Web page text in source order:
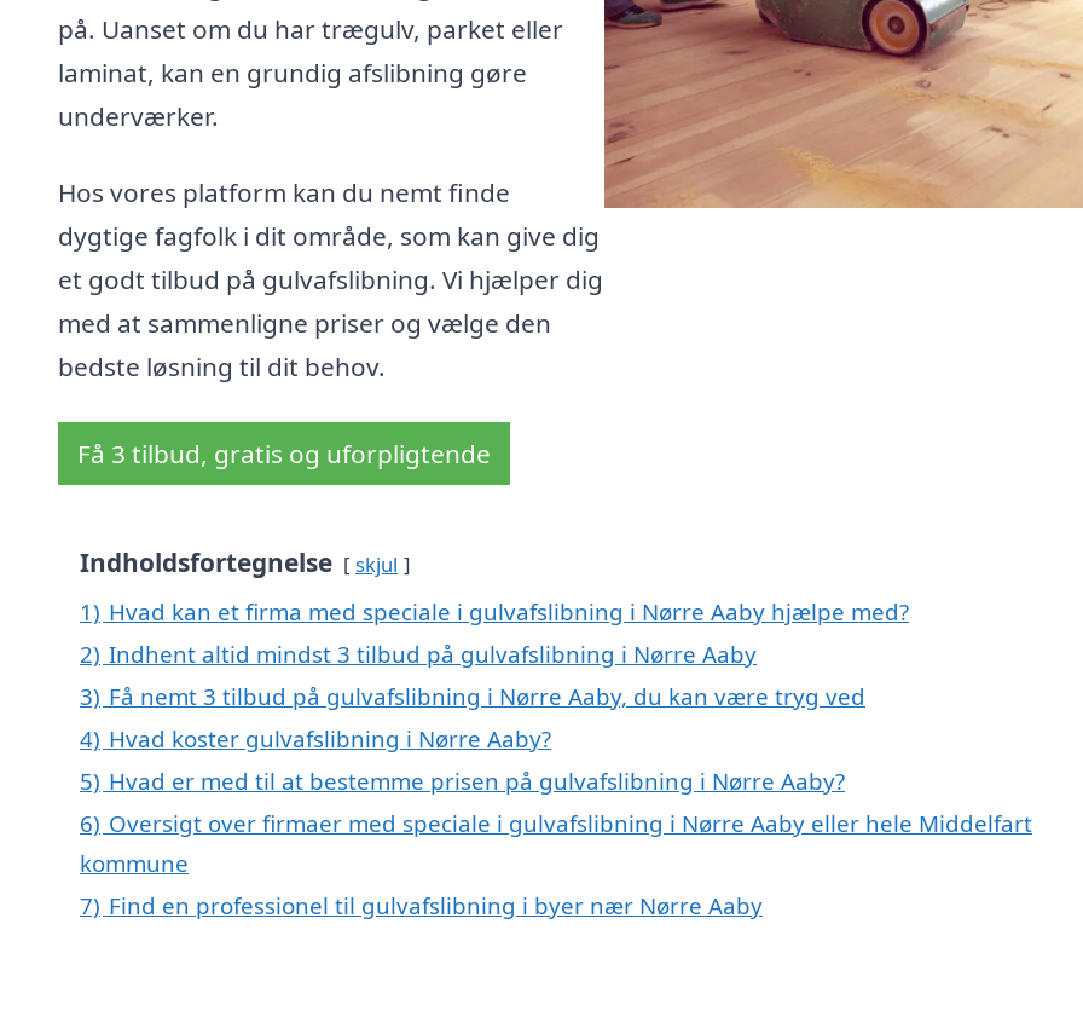
på. Uanset om du har trægulv, parket eller
laminat, kan en grundig afslibning gøre
underværker.
Hos vores platform kan du nemt finde
dygtige fagfolk i dit område, som kan give dig
et godt tilbud på gulvafslibning. Vi hjælper dig
med at sammenligne priser og vælge den
bedste løsning til dit behov.
Få 3 tilbud, gratis og uforpligtende
Indholdsfortegnelse skjul
1) Hvad kan et firma med speciale i gulvafslibning i Nørre Aaby hjælpe med?
2) Indhent altid mindst 3 tilbud på gulvafslibning i Nørre Aaby
3) Få nemt 3 tilbud på gulvafslibning i Nørre Aaby, du kan være tryg ved
4) Hvad koster gulvafslibning i Nørre Aaby?
5) Hvad er med til at bestemme prisen på gulvafslibning i Nørre Aaby?
6) Oversigt over firmaer med speciale i gulvafslibning i Nørre Aaby eller hele Middelfart
kommune
7) Find en professionel til gulvafslibning i byer nær Nørre Aaby